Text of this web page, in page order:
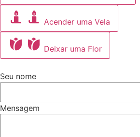
Acender uma Vela
Deixar uma Flor
Seu nome
Mensagem